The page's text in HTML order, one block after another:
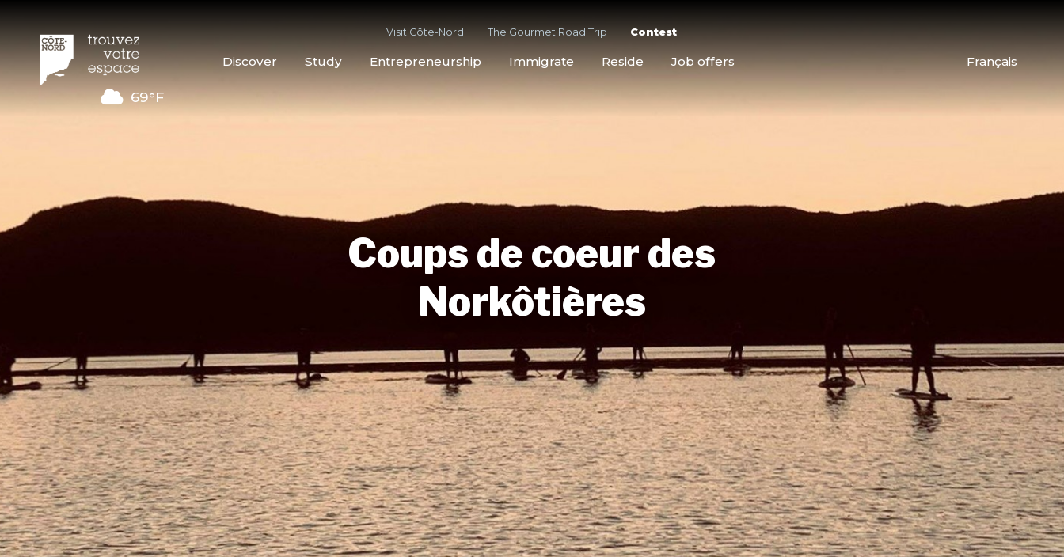
69°F
Visit Côte-Nord The Gourmet Road Trip Contest
Discover Study Entrepreneurship Immigrate Reside Job offers Français
Coups de coeur des
Norkôtières